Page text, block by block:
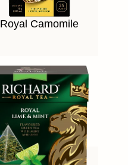
Royal Camomile